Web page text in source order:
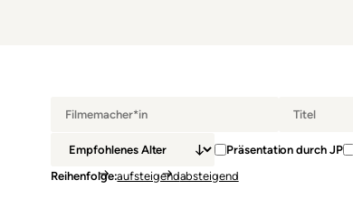
Präsentation durch JP
Reihenfolge aufsteigendabsteigend